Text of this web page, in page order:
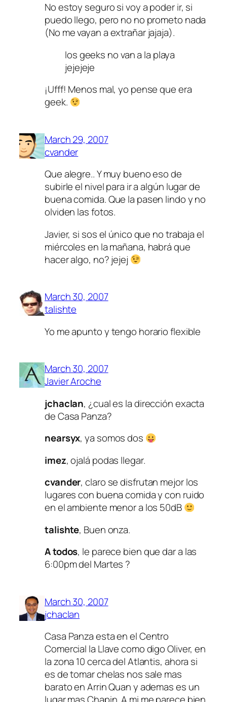
No estoy seguro si voy a poder ir, si
puedo llego, pero no no prometo nada
(No me vayan a extrañar jajaja).
los geeks no van a la playa
jejejeje
¡Ufff! Menos mal, yo pense que era
geek.
March 29, 2007
cvander
Que alegre.. Y muy bueno eso de
subirle el nivel para ir a algún lugar de
buena comida. Que la pasen lindo y no
olviden las fotos.
Javier, si sos el único que no trabaja el
miércoles en la mañana, habrá que
hacer algo, no? jejej
March 30, 2007
talishte
Yo me apunto y tengo horario flexible
March 30, 2007
Javier Aroche
jchaclan, ¿cual es la dirección exacta
de Casa Panza?
nearsyx, ya somos dos
imez, ojalá podas llegar.
cvander, claro se disfrutan mejor los
lugares con buena comida y con ruido
en el ambiente menor a los 50dB
talishte, Buen onza.
A todos, le parece bien que dar a las
6:00pm del Martes ?
March 30, 2007
jchaclan
Casa Panza esta en el Centro
Comercial la Llave como digo Oliver, en
la zona 10 cerca del Atlantis, ahora si
es de tomar chelas nos sale mas
barato en Arrin Quan y ademas es un